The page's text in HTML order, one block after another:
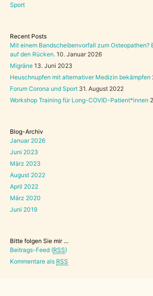
Sport
Recent Posts
Mit einem Bandscheibenvorfall zum Osteopathen?
auf den Rücken. 10. Januar 2026
Migräne 13. Juni 2023
Heuschnupfen mit alternativer Medizin bekämpfen
Forum Corona und Sport 31. August 2022
Workshop Training für Long-COVID-Patient*innen
Blog-Archiv
Januar 2026
Juni 2023
März 2023
August 2022
April 2022
März 2020
Juni 2019
Bitte folgen Sie mir …
Beitrags-Feed (RSS)
Kommentare als RSS